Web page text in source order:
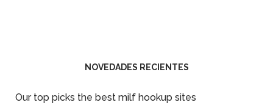
NOVEDADES RECIENTES
Our top picks the best milf hookup sites